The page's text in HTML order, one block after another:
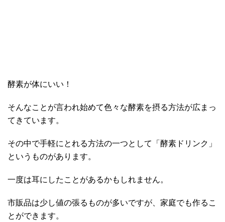
酵素が体にいい！
そんなことが言われ始めて色々な酵素を摂る方法が広まっ
てきています。
その中で手軽にとれる方法の一つとして「酵素ドリンク」
というものがあります。
一度は耳にしたことがあるかもしれません。
市販品は少し値の張るものが多いですが、家庭でも作るこ
とができます。